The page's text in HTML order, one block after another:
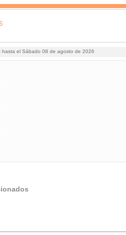
el Sábado 08 de agosto de 2026